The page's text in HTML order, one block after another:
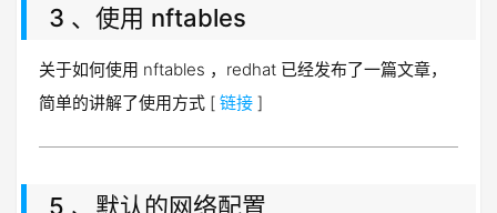
3 、使用 nftables
关于如何使用 nftables ，redhat 已经发布了一篇文章，
简单的讲解了使用方式 [ 链接 ]
5 、默认的网络配置